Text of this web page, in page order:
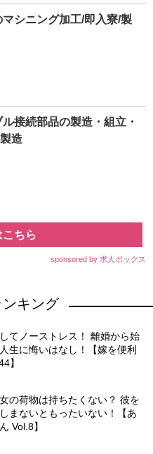
マシニング加工/即入寮/製
接続部品の製造・組立・
造
ちら
sponsored by 求人ボックス
ンキング
てノーストレス！ 離婚から始
生に悔いはなし！【嫁を便利
】
の荷物は持ちたくない？ 彼を
まないともったいない！【あ
Vol.8】